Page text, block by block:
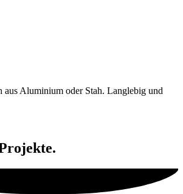
aus Aluminium oder Stah. Langlebig und